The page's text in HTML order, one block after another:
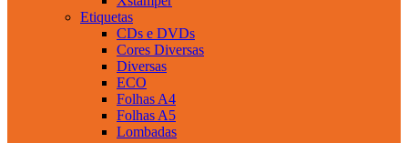
Etiquetas
CDs e DVDs
Cores Diversas
Diversas
ECO
Folhas A4
Folhas A5
Lombadas